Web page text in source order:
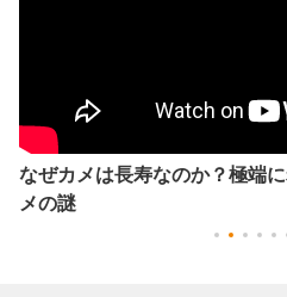
なぜカメは長寿なのか？極端
メの謎